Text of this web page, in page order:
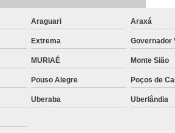
Araguari Araxá
Extrema Governador
MURIAÉ Monte Sião
Pouso Alegre Poços de
Uberaba Uberlândia